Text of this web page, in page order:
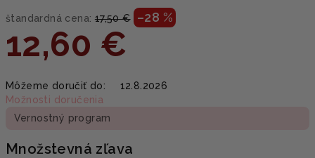
štandardná cena: 17,50 € –28 %
12,60 €
cena:
Môžeme doručiť do:
12.8.2026
Možnosti doručenia
Vernostný program
Množstevná zľava